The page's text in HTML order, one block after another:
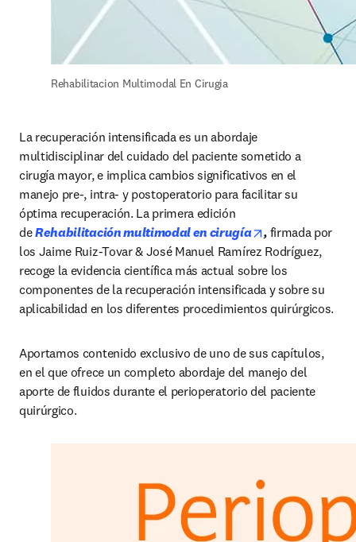
Rehabilitacion Multimodal En Cirugia
La recuperación intensificada es un abordaje
multidisciplinar del cuidado del paciente sometido a
cirugía mayor, e implica cambios significativos en el
manejo pre-, intra- y postoperatorio para facilitar su
óptima recuperación. La primera edición
de Rehabilitación multimodal en cirugía opens in new
, firmada por
los Jaime Ruiz-Tovar & José Manuel Ramírez Rodríguez,
recoge la evidencia científica más actual sobre los
componentes de la recuperación intensificada y sobre su
aplicabilidad en los diferentes procedimientos quirúrgicos.
Aportamos contenido exclusivo de uno de sus capítulos,
en el que ofrece un completo abordaje del manejo del
aporte de fluidos durante el perioperatorio del paciente
quirúrgico.